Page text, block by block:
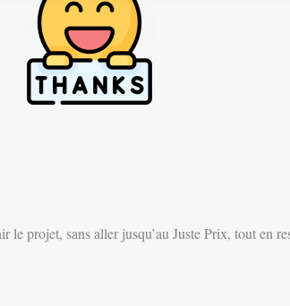
projet, sans aller jusqu’au Juste Prix, tout en